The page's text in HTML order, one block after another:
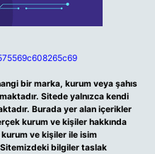
bir marka, kurum veya şahıs
Sitede yalnızca kendi
Burada yer alan içerikler
kurum ve kişiler hakkında
kurum ve kişiler ile isim
bilgiler taslak